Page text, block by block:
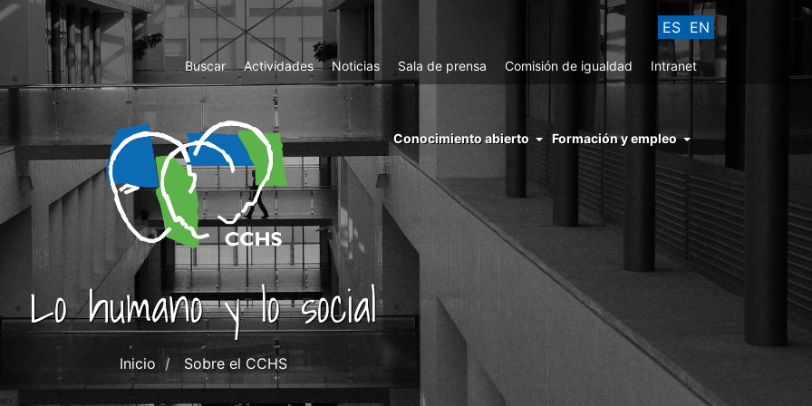
ES EN
Top
Menu
Buscar Actividades Noticias Sala de prensa Comisión de igualdad Intranet
menu
right
cchs
conocimiento
abierto
Conocimiento abierto Formación y empleo
Lo humano y lo social
Inicio Sobre el CCHS